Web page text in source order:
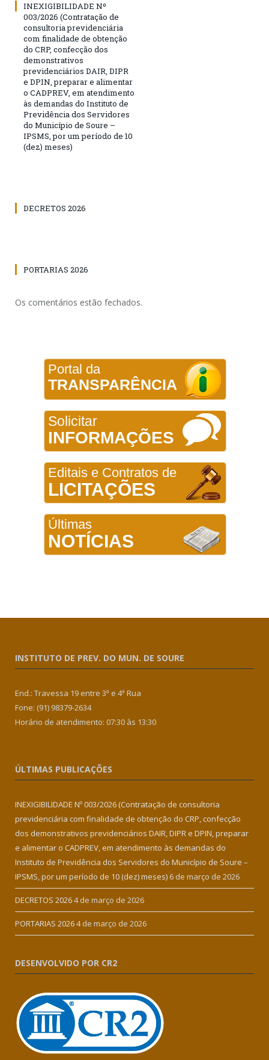
INEXIGIBILIDADE Nº
003/2026 (Contratação de
consultoria previdenciária
com finalidade de obtenção
do CRP, confecção dos
demonstrativos
previdenciários DAIR, DIPR
e DPIN, preparar e alimentar
o CADPREV, em atendimento
às demandas do Instituto de
Previdência dos Servidores
do Município de Soure –
IPSMS, por um período de 10
(dez) meses)
DECRETOS 2026
PORTARIAS 2026
Os comentários estão fechados.
Portal da
TRANSPARÊNCIA
Solicitar
INFORMAÇÕES
Editais e Contratos de
LICITAÇÕES
Últimas
NOTÍCIAS
INSTITUTO DE PREV. DO MUN. DE SOURE
End.: Travessa 19 entre 3ª e 4ª Rua
Fone: (91) 98379-2634
Horário de atendimento: 07:30 às 13:30
ÚLTIMAS PUBLICAÇÕES
INEXIGIBILIDADE Nº 003/2026 (Contratação de consultoria
previdenciária com finalidade de obtenção do CRP, confecção
dos demonstrativos previdenciários DAIR, DIPR e DPIN, preparar
e alimentar o CADPREV, em atendimento às demandas do
Instituto de Previdência dos Servidores do Município de Soure –
IPSMS, por um período de 10 (dez) meses) 6 de março de 2026
DECRETOS 20264 de março de 2026
PORTARIAS 20264 de março de 2026
DESENVOLVIDO POR CR2